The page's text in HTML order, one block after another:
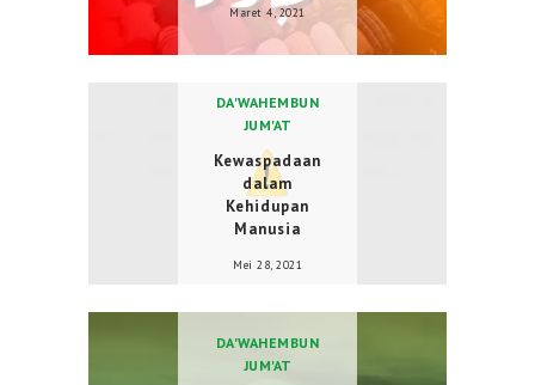
Maret 4, 2021
DA'WAHEMBUN
JUM'AT
Kewaspadaan
dalam
Kehidupan
Manusia
Mei 28, 2021
DA'WAHEMBUN
JUM'AT